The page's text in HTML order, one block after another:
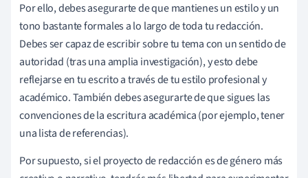
Por ello, debes asegurarte de que mantienes un estilo y un
tono bastante formales a lo largo de toda tu redacción.
Debes ser capaz de escribir sobre tu tema con un sentido de
autoridad (tras una amplia investigación), y esto debe
reflejarse en tu escrito a través de tu estilo profesional y
académico. También debes asegurarte de que sigues las
convenciones de la escritura académica (por ejemplo, tener
una lista de referencias).
Por supuesto, si el proyecto de redacción es de género más